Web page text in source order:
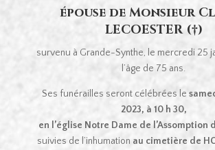
épouse de Monsieur
LECOESTER (†)
survenu à Grande-Synthe, le mercredi 25
l’âge de 75 ans.
Ses funérailles seront célébrées le
2023, à 10 h 30,
en l’église Notre Dame de l’Assomption
suivies de l’inhumation au cimetière de